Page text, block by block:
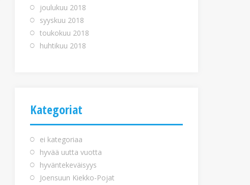
joulukuu 2018
syyskuu 2018
toukokuu 2018
huhtikuu 2018
Kategoriat
ei kategoriaa
hyvää uutta vuotta
hyväntekeväisyys
Joensuun Kiekko-Pojat